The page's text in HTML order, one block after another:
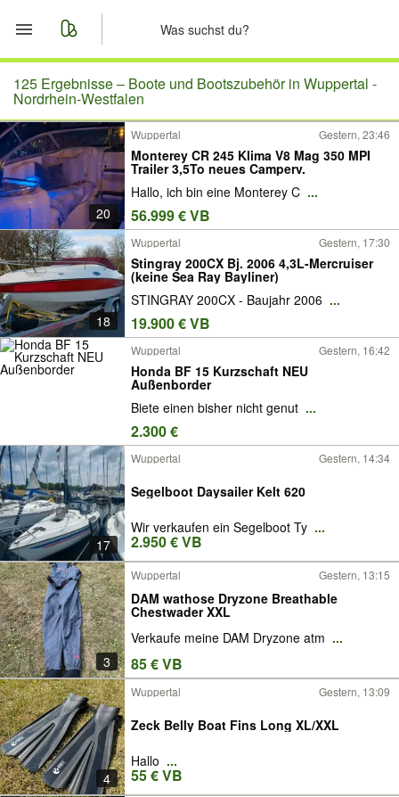
Start
Merkliste
Nachrichten
Anzeige aufgeben
125 Ergebnisse – Boote und Bootszubehör in Wuppertal -
Nordrhein-Westfalen
20
Wuppertal Gestern, 23:46
Monterey CR 245 Klima V8 Mag 350 MPI
Trailer 3,5To neues Camperv.
Hallo, ich bin eine Monterey C ...
56.999 € VB
18
Wuppertal Gestern, 17:30
Stingray 200CX Bj. 2006 4,3L-Mercruiser
(keine Sea Ray Bayliner)
STINGRAY 200CX - Baujahr 2006 ...
19.900 € VB
Wuppertal Gestern, 16:42
Honda BF 15 Kurzschaft NEU
Außenborder
Biete einen bisher nicht genut ...
2.300 €
17
Wuppertal Gestern, 14:34
Segelboot Daysailer Kelt 620
Wir verkaufen ein Segelboot Ty ...
2.950 € VB
3
Wuppertal Gestern, 13:15
DAM wathose Dryzone Breathable
Chestwader XXL
Verkaufe meine DAM Dryzone atm ...
85 € VB
4
Wuppertal Gestern, 13:09
Zeck Belly Boat Fins Long XL/XXL
Hallo ...
55 € VB